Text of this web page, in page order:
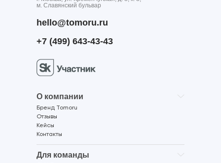
м. Славянский бульвар
hello@tomoru.ru
+7 (499) 643-43-43
О компании
Бренд Tomoru
Контакты
Отзывы
Кейсы
Для команды